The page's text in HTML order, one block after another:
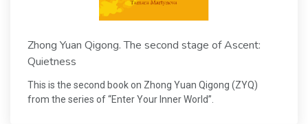
Zhong Yuan Qigong. The second stage of Ascent:
Quietness
This is the second book on Zhong Yuan Qigong (ZYQ)
from the series of “Enter Your Inner World”.